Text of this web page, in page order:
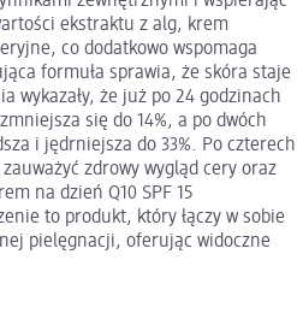
ekstraktu z alg, krem
co dodatkowo wspomaga
formuła sprawia, że skóra staje
wykazały, że już po 24 godzinach
się do 14%, a po dwóch
i jędrniejsza do 33%. Po czterech
zdrowy wygląd cery oraz
na dzień Q10 SPF 15
to produkt, który łączy w sobie
pielęgnacji, oferując widoczne